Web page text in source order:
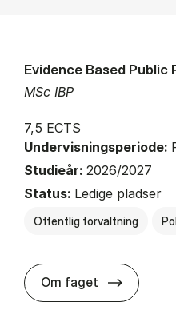
MSc IBP
Evidence Based Public
7,5 ECTS
Undervisningsperiode:
Studieår: 2026/2027
Status: Ledige pladser
Offentlig forvaltning
Om faget about